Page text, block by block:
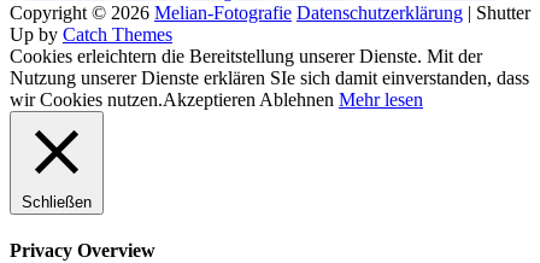
Copyright © 2026 Melian-Fotografie Datenschutzerklärung | Shutter
Up by Catch Themes
Cookies erleichtern die Bereitstellung unserer Dienste. Mit der
Nutzung unserer Dienste erklären SIe sich damit einverstanden, dass
wir Cookies nutzen.Akzeptieren Ablehnen Mehr lesen
Schließen
Privacy Overview